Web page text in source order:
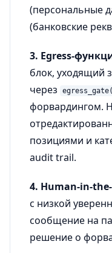
(персональные
(банковские
3. Egress-
блок, уходящий
через
форвардингом.
позициями и
audit trail.
4. Human-in-
с низкой
сообщение на
решение о